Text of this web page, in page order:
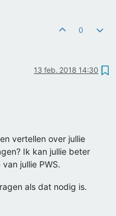
0
13 feb. 2018 14:30
vertellen over jullie
Ik kan jullie beter
jullie PWS.
als dat nodig is.